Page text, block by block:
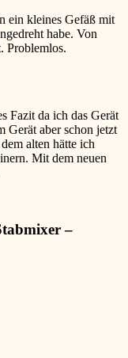
ein kleines Gefäß mit
habe. Von
Problemlos.
Fazit da ich das Gerät
Gerät aber schon jetzt
alten hätte ich
Mit dem neuen
–